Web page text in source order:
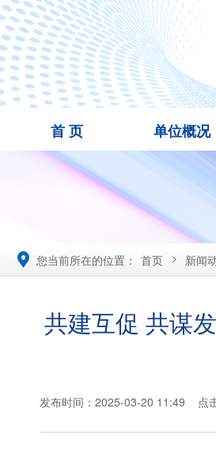
首 页 单位概况
 您当前所在的位置： 首页  新闻
共建互促 共谋
发布时间：2025-03-20 11:49 点